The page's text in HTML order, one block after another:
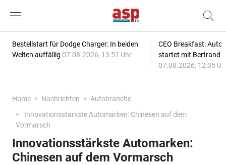
Bestellstart für Dodge Charger: In beiden
Welten auffällig 07.08.2026, 13:51 Uhr
CEO Breakfast:
startet mit Bertrand
07.08.2026, 12:05
Home Nachrichten
Autobranche
Innovationsstärkste Automarken: Chinesen auf dem
Vormarsch
Innovationsstärkste Automarken:
Chinesen auf dem Vormarsch